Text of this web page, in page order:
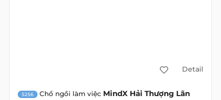
Detail
5256 Chổ ngồi làm việc MindX Hải Thượng Lãn